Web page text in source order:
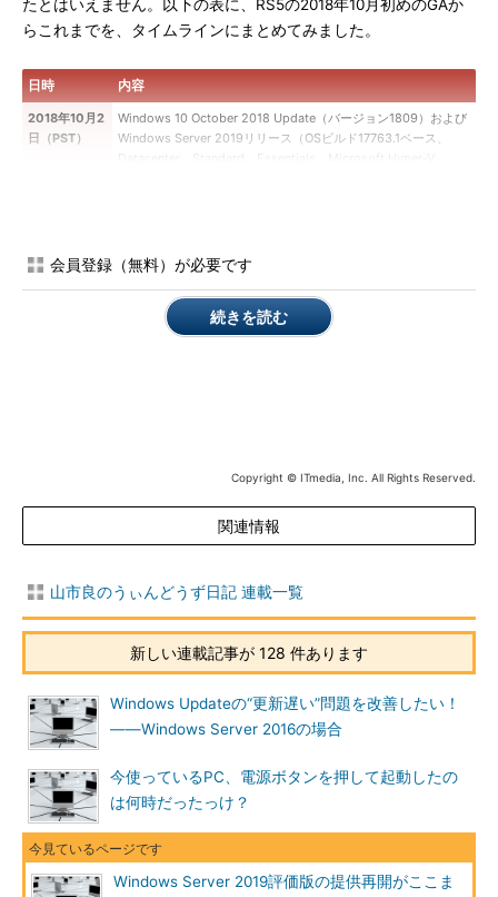
たとはいえません。以下の表に、RS5の2018年10月初めのGAか
らこれまでを、タイムラインにまとめてみました。
日時 内容
2018年10月2
日（PST）
Windows 10 October 2018 Update（バージョン1809）および
Windows Server 2019リリース（OSビルド17763.1ベース、
Datacenter、Standard、Essentials、Microsoft Hyper-V
ベース）。Windows 10 バージョン1809の機能更新プログラム
はWindows Updateのオプションとしてのロールアウトが再開
（「更新プログラムのチェック」をクリックしたユーザーに対
版ISOメディア提供再開。Visual Studioサブスクリプションなど
Azure MarketplaceでWindows Server 2019 Datacenterイメー
2018年12月
14日（PST）
Windows Server 2019 Essentials評価版ISOメディア（OSビル
ド17763.107ベース）の提供再開。
Windows Server 2019 Essentials評価版ソフトウェア｜180
2019年1月16
日（PST）
「半期チャネル（対象指定）」に対して、Windows 10バージョ
ン1809機能更新プログラムの自動更新でのロールアウト開始。
2019年1月17
日（PST）
英語版のみ）の提供再開（OSビルド17763.253ベース）。
・Windows Server 2019評価版ソフトウェア｜180日
注目していただきたいのは、Windows Serverの評価版の提供
再開時期です。Windows Server 2019 Essentials評価版は、製品
版の再リリースから1カ月後、Windows Server
会員登録（無料）が必要です
続きを読む
Copyright © ITmedia, Inc. All Rights Reserved.
関連情報
山市良のうぃんどうず日記 連載一覧
新しい連載記事が 128 件あります
Windows Updateの“更新遅い”問題を改善したい！
――Windows Server 2016の場合
今使っているPC、電源ボタンを押して起動したの
は何時だったっけ？
Windows Server 2019評価版の提供再開がここま